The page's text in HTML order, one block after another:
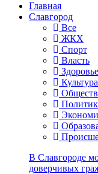
Главная
Славгород
Все
ЖКХ
Спорт
Власть
Здоровье
Культура
В Славгороде
доверчивых